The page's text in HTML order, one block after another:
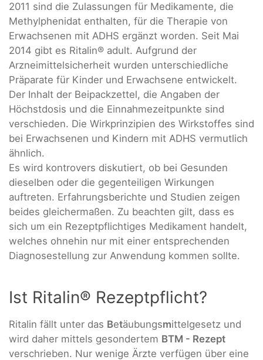
2011 sind die Zulassungen für Medikamente, die
Methylphenidat enthalten, für die Therapie von
Erwachsenen mit ADHS ergänzt worden. Seit Mai
2014 gibt es Ritalin® adult. Aufgrund der
Arzneimittelsicherheit wurden unterschiedliche
Präparate für Kinder und Erwachsene entwickelt.
Der Inhalt der Beipackzettel, die Angaben der
Höchstdosis und die Einnahmezeitpunkte sind
verschieden. Die Wirkprinzipien des Wirkstoffes sind
bei Erwachsenen und Kindern mit ADHS vermutlich
ähnlich.
Es wird kontrovers diskutiert, ob bei Gesunden
dieselben oder die gegenteiligen Wirkungen
auftreten. Erfahrungsberichte und Studien zeigen
beides gleichermaßen. Zu beachten gilt, dass es
sich um ein Rezeptpflichtiges Medikament handelt,
welches ohnehin nur mit einer entsprechenden
Diagnosestellung zur Anwendung kommen sollte.
Ist Ritalin® Rezeptpflicht?
Ritalin fällt unter das Betäubungsmittelgesetz und
wird daher mittels gesondertem BTM - Rezept
verschrieben. Nur wenige Ärzte verfügen über eine